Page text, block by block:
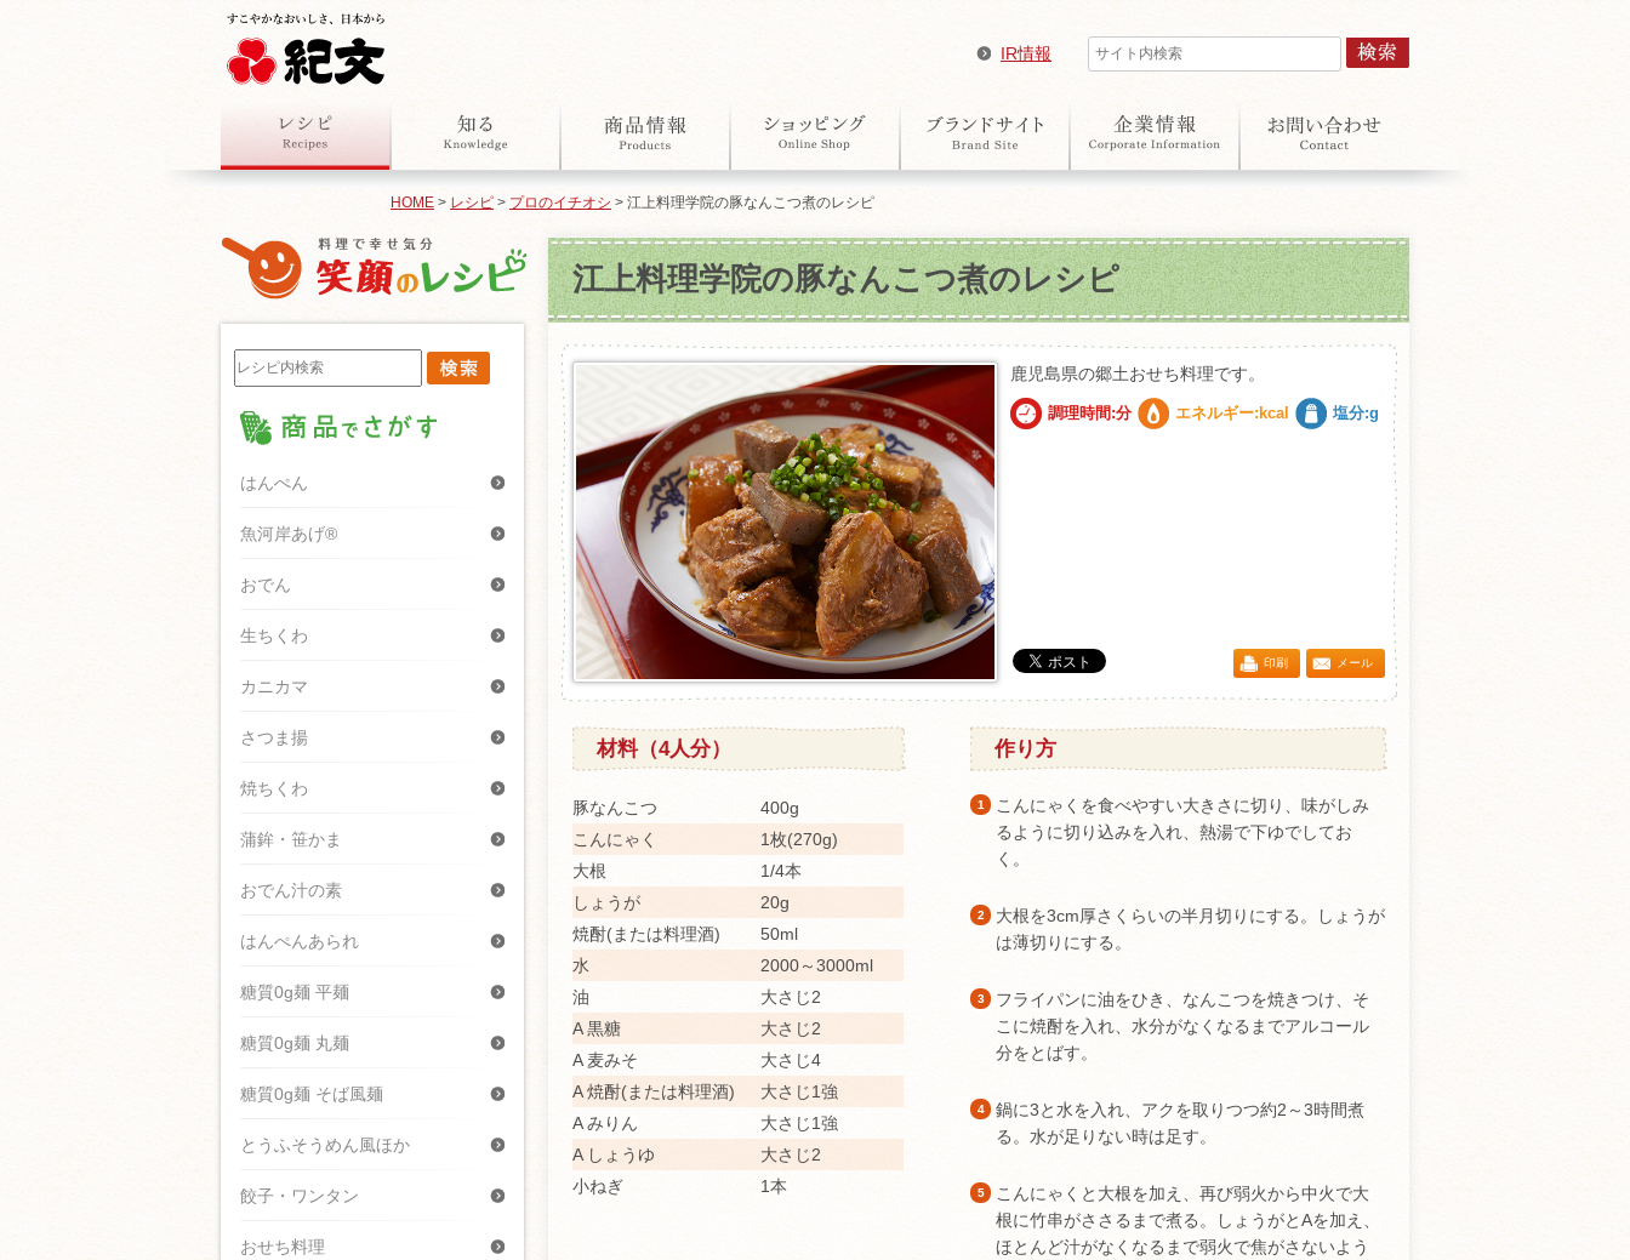
IR情報
HOME > レシピ > プロのイチオシ > 江上料理学院の豚なんこつ煮のレシピ
江上料理学院の豚なんこつ煮のレシピ
鹿児島県の郷土おせち料理です。
調理時間:分 エネルギー:kcal 塩分:g
印刷 メール
材料（4人分）
豚なんこつ
400g
こんにゃく
1枚(270g)
大根
1/4本
しょうが
20g
焼酎(または料理酒)
50ml
水
2000～3000ml
油
大さじ2
A 黒糖
大さじ2
A 麦みそ
大さじ4
A 焼酎(または料理酒)
大さじ1強
A みりん
大さじ1強
A しょうゆ
大さじ2
小ねぎ
1本
作り方
1
こんにゃくを食べやすい大きさに切り、味がしみ
るように切り込みを入れ、熱湯で下ゆでしてお
く。
2
大根を3cm厚さくらいの半月切りにする。しょうが
は薄切りにする。
3
フライパンに油をひき、なんこつを焼きつけ、そ
こに焼酎を入れ、水分がなくなるまでアルコール
分をとばす。
4
鍋に3と水を入れ、アクを取りつつ約2～3時間煮
る。水が足りない時は足す。
5
こんにゃくと大根を加え、再び弱火から中火で大
根に竹串がささるまで煮る。しょうがとAを加え、
ほとんど汁がなくなるまで弱火で焦がさないよう
はんぺん
魚河岸あげ®
おでん
生ちくわ
カニカマ
さつま揚
焼ちくわ
蒲鉾・笹かま
おでん汁の素
はんぺんあられ
糖質0g麺 平麺
糖質0g麺 丸麺
糖質0g麺 そば風麺
とうふそうめん風ほか
餃子・ワンタン
おせち料理